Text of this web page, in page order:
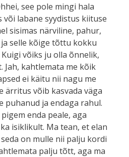
see pole mingi hala
või labane syydistus kiituse
sisimas närviline, pahur,
selle kõige tõttu kokku
võiks ju olla õnnelik,
Jah, kahtlemata me kõik
ei käitu nii nagu me
ärritus võib kasvada väga
puhanud ja endaga rahul.
enda peale, aga
isiklikult. Ma tean, et elan
on mulle nii palju kordi
palju tõtt, aga ma